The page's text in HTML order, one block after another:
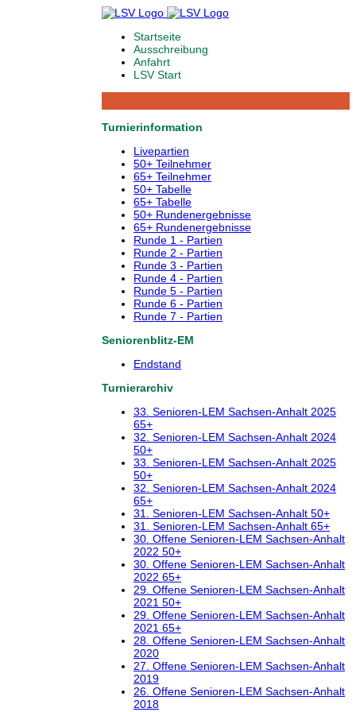
Startseite
Ausschreibung
Anfahrt
LSV Start
Turnierinformation
Livepartien
50+ Teilnehmer
65+ Teilnehmer
50+ Tabelle
65+ Tabelle
50+ Rundenergebnisse
65+ Rundenergebnisse
Runde 1 - Partien
Runde 2 - Partien
Runde 3 - Partien
Runde 4 - Partien
Runde 5 - Partien
Runde 6 - Partien
Runde 7 - Partien
Seniorenblitz-EM
Endstand
Turnierarchiv
33. Senioren-LEM Sachsen-Anhalt 2025
65+
32. Senioren-LEM Sachsen-Anhalt 2024
50+
33. Senioren-LEM Sachsen-Anhalt 2025
50+
32. Senioren-LEM Sachsen-Anhalt 2024
65+
31. Senioren-LEM Sachsen-Anhalt 50+
31. Senioren-LEM Sachsen-Anhalt 65+
30. Offene Senioren-LEM Sachsen-Anhalt
2022 50+
30. Offene Senioren-LEM Sachsen-Anhalt
2022 65+
29. Offene Senioren-LEM Sachsen-Anhalt
2021 50+
29. Offene Senioren-LEM Sachsen-Anhalt
2021 65+
28. Offene Senioren-LEM Sachsen-Anhalt
2020
27. Offene Senioren-LEM Sachsen-Anhalt
2019
26. Offene Senioren-LEM Sachsen-Anhalt
2018